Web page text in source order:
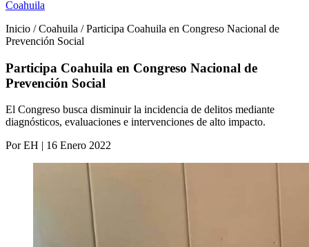
Coahuila
Inicio / Coahuila / Participa Coahuila en Congreso Nacional de
Prevención Social
Participa Coahuila en Congreso Nacional de
Prevención Social
El Congreso busca disminuir la incidencia de delitos mediante
diagnósticos, evaluaciones e intervenciones de alto impacto.
Por EH | 16 Enero 2022